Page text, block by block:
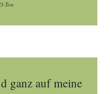
Ton
ganz auf meine